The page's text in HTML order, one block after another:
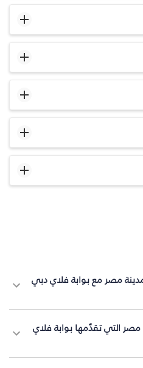
مصر مع بوابة فلاي دبي
التي تقدّمها بوابة فلاي